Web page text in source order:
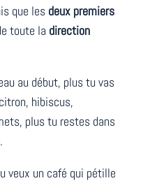
que les deux premiers
toute la direction
au début, plus tu vas
hibiscus,
plus tu restes dans
.
veux un café qui pétille